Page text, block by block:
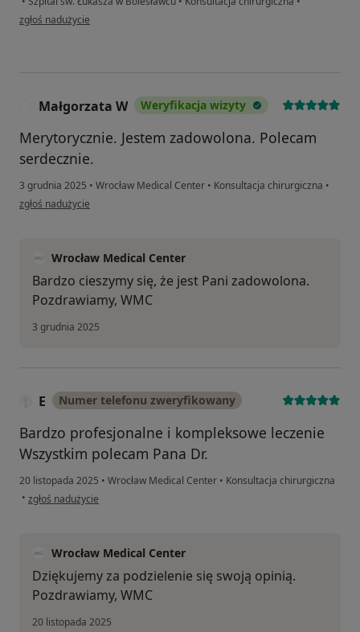
w opinii użytkownika Kasia
zgłoś nadużycie
Małgorzata W Weryfikacja wizyty
Merytorycznie. Jestem zadowolona. Polecam
serdecznie.
3 grudnia 2025 • Wrocław Medical Center • Konsultacja chirurgiczna •
w opinii użytkownika Małgorzata W
zgłoś nadużycie
Wrocław Medical Center
Bardzo cieszymy się, że jest Pani zadowolona.
Pozdrawiamy, WMC
3 grudnia 2025
E Numer telefonu zweryfikowany
Bardzo profesjonalne i kompleksowe leczenie
Wszystkim polecam Pana Dr.
20 listopada 2025 • Wrocław Medical Center • Konsultacja chirurgiczna
• w opinii użytkownika E
zgłoś nadużycie
Wrocław Medical Center
Dziękujemy za podzielenie się swoją opinią.
Pozdrawiamy, WMC
20 listopada 2025